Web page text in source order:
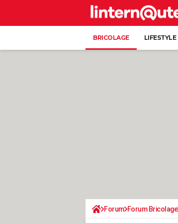
BRICOLAGE LIFESTYLE
Forum Forum Bricolage